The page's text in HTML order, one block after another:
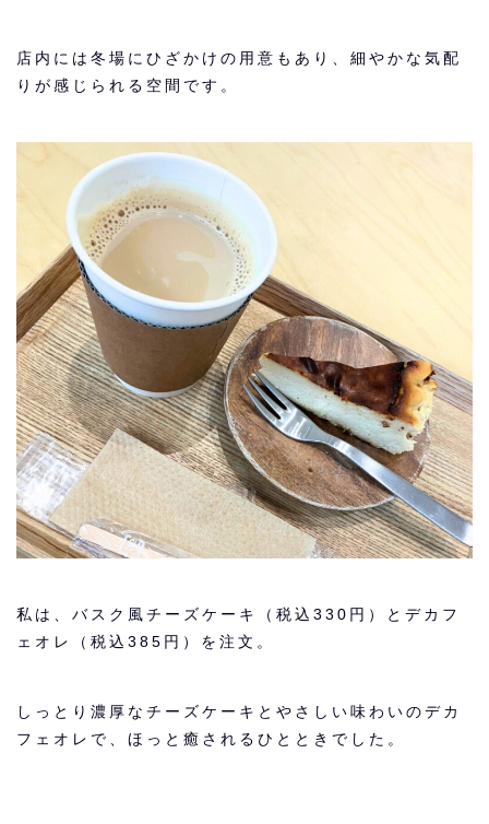
店内には冬場にひざかけの用意もあり、細やかな気配
りが感じられる空間です。
私は、バスク風チーズケーキ（税込330円）とデカフ
ェオレ（税込385円）を注文。
しっとり濃厚なチーズケーキとやさしい味わいのデカ
フェオレで、ほっと癒されるひとときでした。